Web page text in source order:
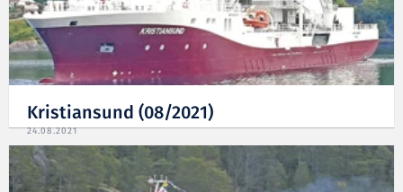
Kristiansund (08/2021)
24.08.2021